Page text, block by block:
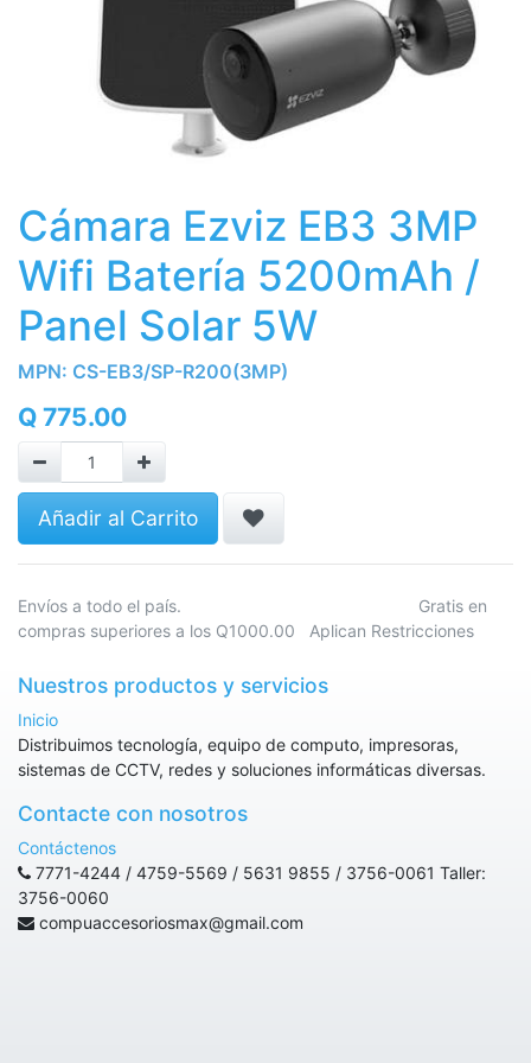
Cámara Ezviz EB3 3MP
Wifi Batería 5200mAh /
Panel Solar 5W
MPN: CS-EB3/SP-R200(3MP)
Q 775.00
Añadir al Carrito
Envíos a todo el país. Gratis en
compras superiores a los Q1000.00 Aplican Restricciones
Nuestros productos y servicios
Inicio
Distribuimos tecnología, equipo de computo, impresoras,
sistemas de CCTV, redes y soluciones informáticas diversas.
Contacte con nosotros
Contáctenos
7771-4244 / 4759-5569 / 5631 9855 / 3756-0061 Taller:
3756-0060
compuaccesoriosmax@gmail.com